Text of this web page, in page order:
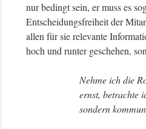
nur bedingt sein, er muss es
Entscheidungsfreiheit der
allen für sie relevante
hoch und runter geschehen,
Nehme ich die
ernst, betrachte
sondern